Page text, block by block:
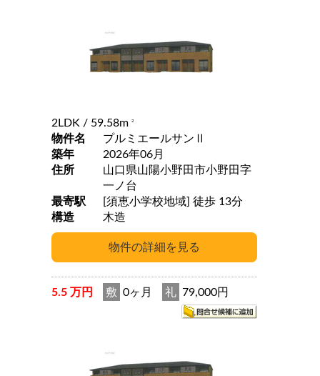
2LDK / 59.58m 2
物件名
プルミエールサンⅡ
築年
2026年06月
住所
山口県山陽小野田市小野田字
一ノ台
最寄駅
[須恵小学校地域] 徒歩 13分
構造
木造
5.5 万円 敷 0ヶ月 礼 79,000円